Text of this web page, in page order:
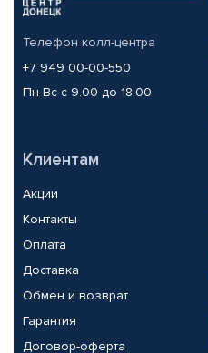
Телефон колл-центра
+7 949 00-00-550
Пн-Вс с 9.00 до 18.00
Клиентам
Акции
Контакты
Оплата
Доставка
Обмен и возврат
Гарантия
Договор-оферта